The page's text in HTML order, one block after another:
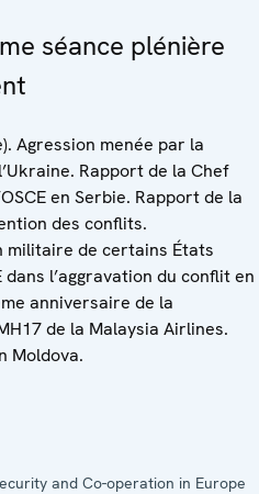
séance plénière
Agression menée par la
Rapport de la Chef
en Serbie. Rapport de la
des conflits.
militaire de certains États
dans l’aggravation du conflit en
anniversaire de la
de la Malaysia Airlines.
Moldova.
and Co-operation in Europe